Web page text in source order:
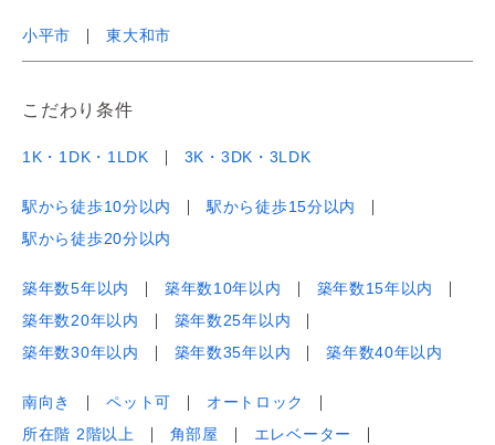
小平市 東大和市
こだわり条件
1K・1DK・1LDK 3K・3DK・3LDK
駅から徒歩10分以内
駅から徒歩15分以内
駅から徒歩20分以内
築年数5年以内 築年数10年以内
築年数15年以内
築年数20年以内
築年数25年以内
築年数30年以内
築年数35年以内 築年数40年以内
南向き ペット可
オートロック
所在階 2階以上
角部屋
エレベーター